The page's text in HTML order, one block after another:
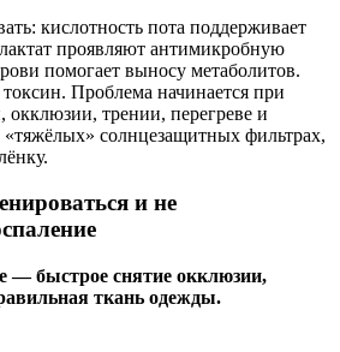
кислотность пота поддерживает
проявляют антимикробную
помогает выносу метаболитов.
Проблема начинается при
окклюзии, трении, перегреве и
солнцезащитных фильтрах,
и не
— быстрое снятие окклюзии,
ткань одежды.